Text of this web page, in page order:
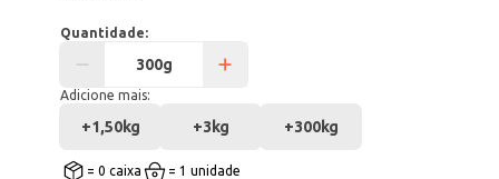
Quantidade:
Adicione mais:
+1,50kg +3kg +300kg
= 0 caixa = 1 unidade